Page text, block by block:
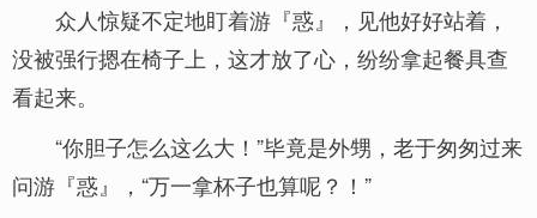
众人惊疑不定地盯着游『惑』，见他好好站着，
没被强行摁在椅子上，这才放了心，纷纷拿起餐具查
看起来。
“你胆子怎么这么大！”毕竟是外甥，老于匆匆过来
问游『惑』，“万一拿杯子也算呢？！”